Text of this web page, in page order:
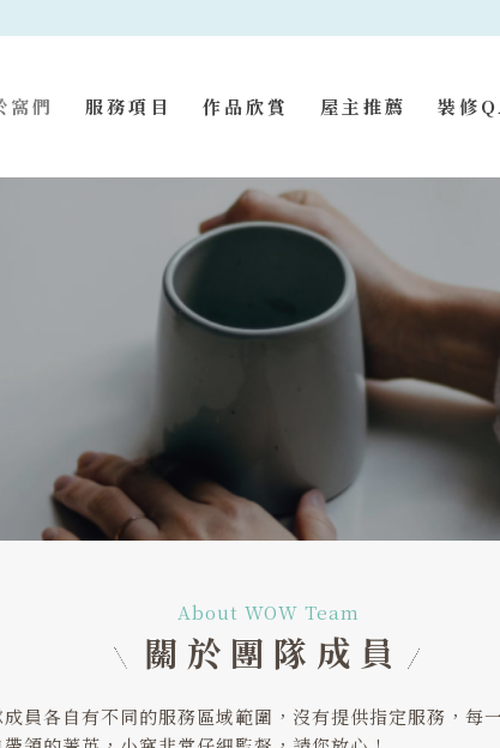
窩們 服務項目 作品欣賞 屋主推薦 裝修
About WOW Team
關於團隊成員
員各自有不同的服務區域範圍，沒有提供指定服務，每